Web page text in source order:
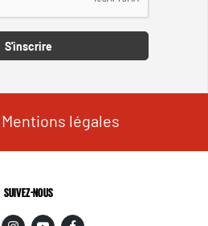
S'inscrire
Mentions légales
SUIVEZ-NOUS